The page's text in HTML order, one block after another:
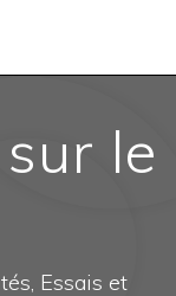
le
Essais et